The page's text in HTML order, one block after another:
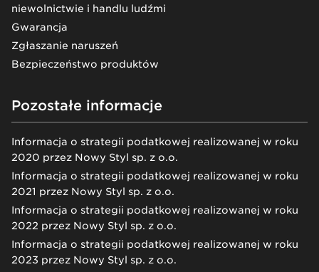
niewolnictwie i handlu ludźmi
Gwarancja
Zgłaszanie naruszeń
Bezpieczeństwo produktów
Pozostałe informacje
Informacja o strategii podatkowej realizowanej w roku
2020 przez Nowy Styl sp. z o.o.
Informacja o strategii podatkowej realizowanej w roku
2021 przez Nowy Styl sp. z o.o.
Informacja o strategii podatkowej realizowanej w roku
2022 przez Nowy Styl sp. z o.o.
Informacja o strategii podatkowej realizowanej w roku
2023 przez Nowy Styl sp. z o.o.